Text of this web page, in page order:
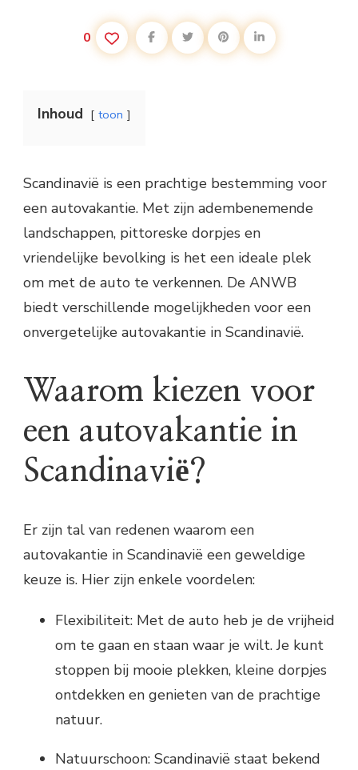
0
Inhoud toon
Scandinavië is een prachtige bestemming voor
een autovakantie. Met zijn adembenemende
landschappen, pittoreske dorpjes en
vriendelijke bevolking is het een ideale plek
om met de auto te verkennen. De ANWB
biedt verschillende mogelijkheden voor een
onvergetelijke autovakantie in Scandinavië.
Waarom kiezen voor
een autovakantie in
Scandinavië?
Er zijn tal van redenen waarom een
autovakantie in Scandinavië een geweldige
keuze is. Hier zijn enkele voordelen:
Flexibiliteit: Met de auto heb je de vrijheid
om te gaan en staan waar je wilt. Je kunt
stoppen bij mooie plekken, kleine dorpjes
ontdekken en genieten van de prachtige
natuur.
Natuurschoon: Scandinavië staat bekend